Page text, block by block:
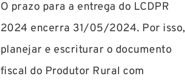
O prazo para a entrega do LCDPR
2024 encerra 31/05/2024. Por isso,
planejar e escriturar o documento
fiscal do Produtor Rural com